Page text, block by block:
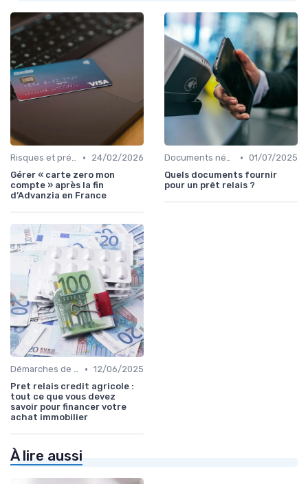
Risques et précautions •
24/02/2026
Gérer « carte zero mon
compte » après la fin
d’Advanzia en France
Documents nécessaires • 01/07/2025
Quels documents fournir
pour un prêt relais ?
Démarches de demande de prêt relais • 12/06/2025
Pret relais credit agricole :
tout ce que vous devez
savoir pour financer votre
achat immobilier
À lire aussi